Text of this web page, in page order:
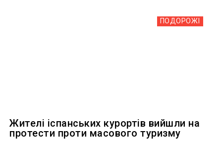
ПОДОРОЖІ
Жителі іспанських курортів вийшли на
протести проти масового туризму